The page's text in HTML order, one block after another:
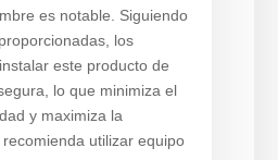
es notable. Siguiendo
los
este producto de
lo que minimiza el
y maximiza la
utilizar equipo